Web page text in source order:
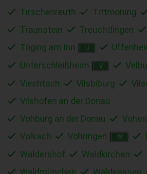
Tirschenreuth
Tittmoning
Traunstein
Treuchtlingen
Töging am Inn
U
Unterschleißheim
V
Viechtach
Vilsbiburg
Vilshofen an der Donau
Vohburg an der Donau
Volkach
Vöhringen W
Waldershof
Waldkirchen
Waldmünchen
Waldsassen